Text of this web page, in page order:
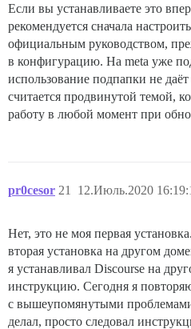
Если вы устанавливаете это
рекомендуется сначала
официальным руководством,
в конфигурацию. На meta уже
использование подпапки не
считается продвинутой темой,
работу в любой момент при
pr0cesor 12.Июль.2020
21
Нет, это не моя первая
вторая установка на другом
я устанавливал Discourse на
инструкцию. Сегодня я
с вышеупомянутыми
делал, просто следовал